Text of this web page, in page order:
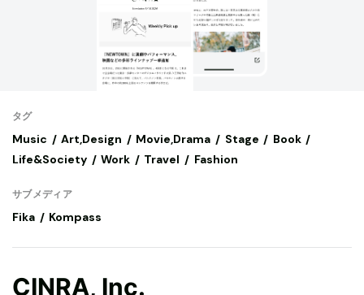
タグ
Music Art,Design Movie,Drama Stage
Book
Life&Society
Work Travel Fashion
サブメディア
Fika Kompass
CINRA, Inc.